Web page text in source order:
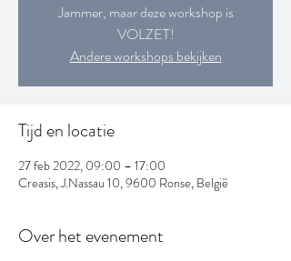
Jammer, maar deze workshop is
VOLZET!
Andere workshops bekijken
Tijd en locatie
27 feb 2022, 09:00 – 17:00
Creasis, J.Nassau 10, 9600 Ronse, België
Over het evenement